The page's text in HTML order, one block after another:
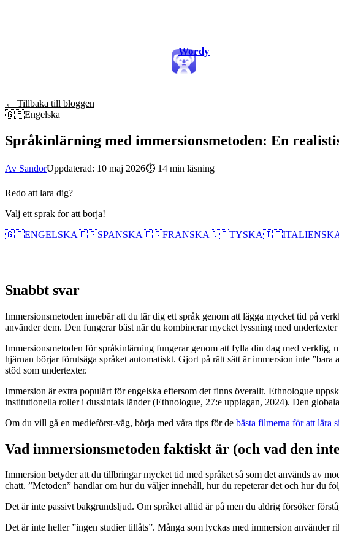
Wordy
← Tillbaka till bloggen
🇬🇧Engelska
Språkinlärning med immersionsmetoden: En
Av SandorUppdaterad: 10 maj 2026⏱ 14 min läsning
Redo att lara dig?
Valj ett sprak for att borja!
🇬🇧ENGELSKA🇪🇸SPANSKA🇫🇷FRANSKA🇩🇪TYSKA🇮🇹
Snabbt svar
Immersionsmetoden innebär att du lär dig ett språk genom att lägga mycket tid på
använder dem. Den fungerar bäst när du kombinerar mycket lyssning med
Immersionsmetoden för språkinlärning fungerar genom att fylla din dag med verklig,
hjärnan börjar förutsäga språket automatiskt. Gjort på rätt sätt är immersion inte
stöd som undertexter.
Immersion är extra populärt för engelska eftersom det finns överallt. Ethnologue
institutionella roller i dussintals länder (Ethnologue, 27:e upplagan, 2024). Den
Om du vill gå en medieförst-väg, börja med våra tips för de bästa filmerna för att lära
Vad immersionsmetoden faktiskt är (och vad den
Immersion betyder att du tillbringar mycket tid med språket så som det används av
chatt. ”Metoden” handlar om hur du väljer innehåll, hur du repeterar det och hur du
Det är inte passivt bakgrundsljud. Om språket alltid är på men du aldrig försöker
Det är inte heller ”ingen studier tillåts”. Många som lyckas med immersion